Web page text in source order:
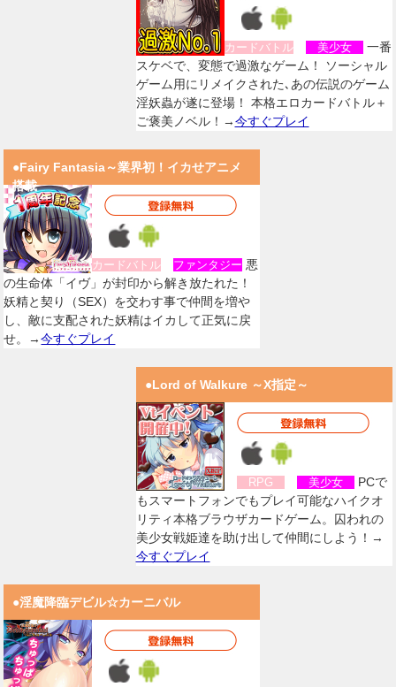
カードバトル 美少女
一番
スケベで、変態で過激なゲーム！ ソーシャル
ゲーム用にリメイクされた､あの伝説のゲーム
淫妖蟲が遂に登場！ 本格エロカードバトル＋
ご褒美ノベル！→今すぐプレイ
●Fairy Fantasia～業界初！イカせアニメ
搭載
カードバトル ファンタジー 悪
の生命体「イヴ」が封印から解き放たれた！
妖精と契り（SEX）を交わす事で仲間を増や
し、敵に支配された妖精はイカして正気に戻
せ。→今すぐプレイ
●Lord of Walkure ～X指定～
RPG 美少女
PCで
もスマートフォンでもプレイ可能なハイクオ
リティ本格ブラウザカードゲーム。囚われの
美少女戦姫達を助け出して仲間にしよう！→
今すぐプレイ
●淫魔降臨デビル☆カーニバル